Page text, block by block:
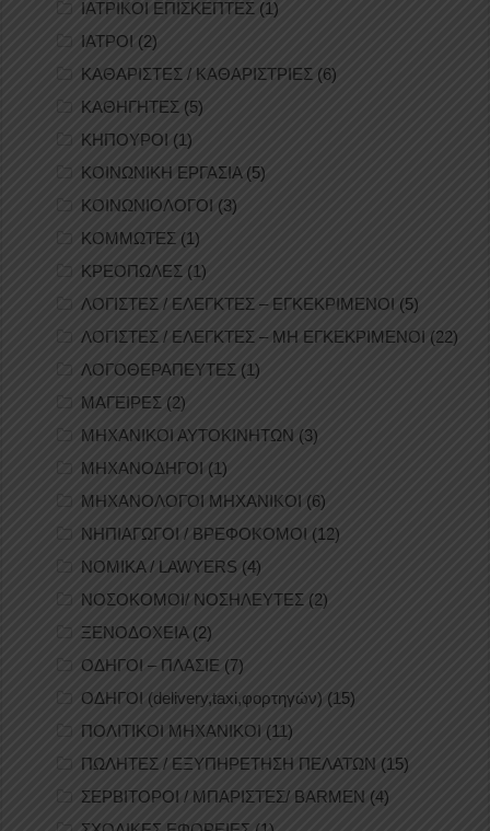
ΙΑΤΡΙΚΟΙ ΕΠΙΣΚΕΠΤΕΣ (1)
ΙΑΤΡΟΙ (2)
ΚΑΘΑΡΙΣΤΕΣ / ΚΑΘΑΡΙΣΤΡΙΕΣ (6)
ΚΑΘΗΓΗΤΕΣ (5)
ΚΗΠΟΥΡΟΙ (1)
ΚΟΙΝΩΝΙΚΗ ΕΡΓΑΣΙΑ(5)
ΚΟΙΝΩΝΙΟΛΟΓΟΙ (3)
ΚΟΜΜΩΤΕΣ (1)
ΚΡΕΟΠΩΛΕΣ (1)
ΛΟΓΙΣΤΕΣ / ΕΛΕΓΚΤΕΣ – ΕΓΚΕΚΡΙΜΕΝΟΙ (5)
ΛΟΓΙΣΤΕΣ / ΕΛΕΓΚΤΕΣ – ΜΗ ΕΓΚΕΚΡΙΜΕΝΟΙ (22)
ΛΟΓΟΘΕΡΑΠΕΥΤΕΣ (1)
ΜΑΓΕΙΡΕΣ (2)
ΜΗΧΑΝΙΚΟΙ ΑΥΤΟΚΙΝΗΤΩΝ (3)
ΜΗΧΑΝΟΔΗΓΟΙ (1)
ΜΗΧΑΝΟΛΟΓΟΙ ΜΗΧΑΝΙΚΟΙ (6)
ΝΗΠΙΑΓΩΓΟΙ / ΒΡΕΦΟΚΟΜΟΙ (12)
ΝΟΜΙΚΑ / LAWYERS (4)
ΝΟΣΟΚΟΜΟΙ/ ΝΟΣΗΛΕΥΤΕΣ (2)
ΞΕΝΟΔΟΧΕΙΑ(2)
ΟΔΗΓΟΙ – ΠΛΑΣΙΕ (7)
ΟΔΗΓΟΙ (delivery,taxi,φορτηγών) (15)
ΠΟΛΙΤΙΚΟΙ ΜΗΧΑΝΙΚΟΙ (11)
ΠΩΛΗΤΕΣ / ΕΞΥΠΗΡΕΤΗΣΗ ΠΕΛΑΤΩΝ (15)
ΣΕΡΒΙΤΟΡΟΙ / ΜΠΑΡΙΣΤΕΣ/ BARMEN (4)